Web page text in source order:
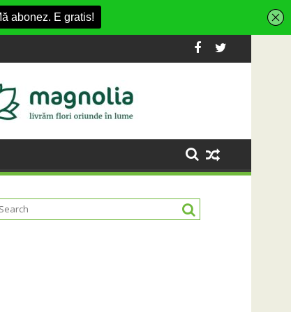
VillageCarbochim într-un nou centru cultural și de
Când luna devine o întrebare